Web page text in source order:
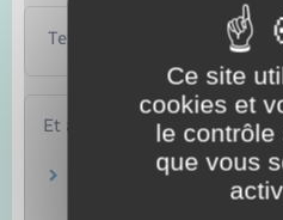
Textes de référence
Et aussi
Épargne salariale,
Ce site
cookies et
le contrôle
que vous